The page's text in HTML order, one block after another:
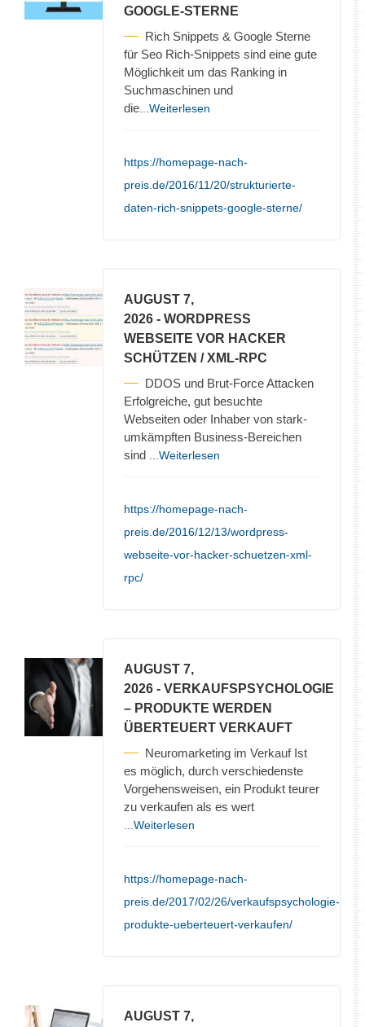
GOOGLE-STERNE
Rich Snippets & Google Sterne
für Seo Rich-Snippets sind eine gute
Möglichkeit um das Ranking in
Suchmaschinen und
die ...Weiterlesen
https://homepage-nach-
preis.de/2016/11/20/strukturierte-
daten-rich-snippets-google-sterne/
AUGUST 7,
2026 - WORDPRESS
WEBSEITE VOR HACKER
SCHÜTZEN / XML-RPC
DDOS und Brut-Force Attacken
Erfolgreiche, gut besuchte
Webseiten oder Inhaber von stark-
umkämpften Business-Bereichen
sind
...Weiterlesen
https://homepage-nach-
preis.de/2016/12/13/wordpress-
webseite-vor-hacker-schuetzen-xml-
rpc/
AUGUST 7,
2026 - VERKAUFSPSYCHOLOGIE
– PRODUKTE WERDEN
ÜBERTEUERT VERKAUFT
Neuromarketing im Verkauf Ist
es möglich, durch verschiedenste
Vorgehensweisen, ein Produkt teurer
zu verkaufen als es wert
...Weiterlesen
https://homepage-nach-
preis.de/2017/02/26/verkaufspsychologie-
produkte-ueberteuert-verkaufen/
AUGUST 7,